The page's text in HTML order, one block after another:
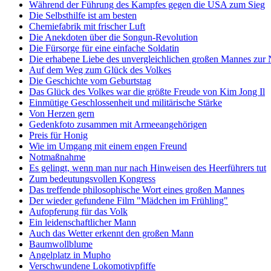
Während der Führung des Kampfes gegen die USA zum Sieg
Die Selbsthilfe ist am besten
Chemiefabrik mit frischer Luft
Die Anekdoten über die Songun-Revolution
Die Fürsorge für eine einfache Soldatin
Die erhabene Liebe des unvergleichlichen großen Mannes zur
Auf dem Weg zum Glück des Volkes
Die Geschichte vom Geburtstag
Das Glück des Volkes war die größte Freude von Kim Jong Il
Einmütige Geschlossenheit und militärische Stärke
Von Herzen gern
Gedenkfoto zusammen mit Armeeangehörigen
Preis für Honig
Wie im Umgang mit einem engen Freund
Notmaßnahme
Es gelingt, wenn man nur nach Hinweisen des Heerführers tut
Zum bedeutungsvollen Kongress
Das treffende philosophische Wort eines großen Mannes
Der wieder gefundene Film "Mädchen im Frühling"
Aufopferung für das Volk
Ein leidenschaftlicher Mann
Auch das Wetter erkennt den großen Mann
Baumwollblume
Angelplatz in Mupho
Verschwundene Lokomotivpfiffe